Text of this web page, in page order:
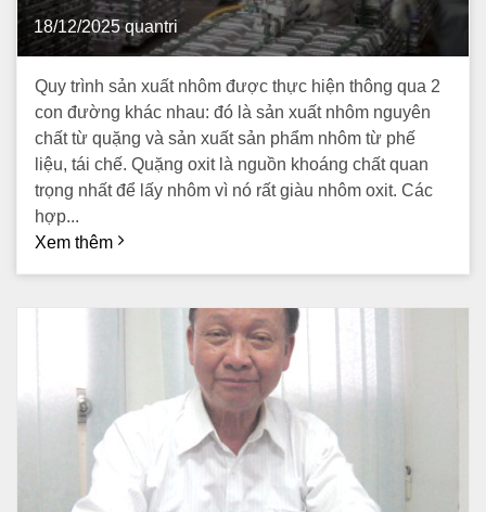
18/12/2025 quantri
Quy trình sản xuất nhôm được thực hiện thông qua 2
con đường khác nhau: đó là sản xuất nhôm nguyên
chất từ quặng và sản xuất sản phẩm nhôm từ phế
liệu, tái chế. Quặng oxit là nguồn khoáng chất quan
trọng nhất để lấy nhôm vì nó rất giàu nhôm oxit. Các
hợp...
Xem thêm